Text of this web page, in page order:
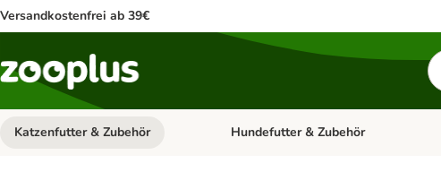
Versandkostenfrei ab 39€
Katzenfutter & Zubehör Kategorie-Menü öffnen: Katzenfutter &
Hundefutter & Zubehör